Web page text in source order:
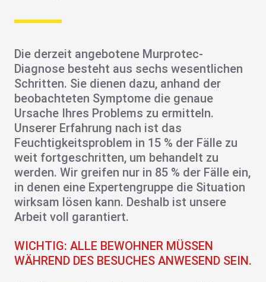
Die derzeit angebotene Murprotec-
Diagnose besteht aus sechs wesentlichen
Schritten. Sie dienen dazu, anhand der
beobachteten Symptome die genaue
Ursache Ihres Problems zu ermitteln.
Unserer Erfahrung nach ist das
Feuchtigkeitsproblem in 15 % der Fälle zu
weit fortgeschritten, um behandelt zu
werden. Wir greifen nur in 85 % der Fälle ein,
in denen eine Expertengruppe die Situation
wirksam lösen kann. Deshalb ist unsere
Arbeit voll garantiert.
WICHTIG: ALLE BEWOHNER MÜSSEN
WÄHREND DES BESUCHES ANWESEND SEIN.